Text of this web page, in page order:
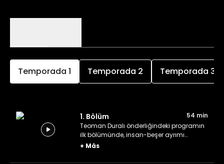
Temporada 1 Temporada 2 Temporada 3
1. Bölüm
54 min
Teoman Duralı önderliğindeki programın
ilk bölümünde, insan-beşer ayrımı
konuşuluyor.
+ Más